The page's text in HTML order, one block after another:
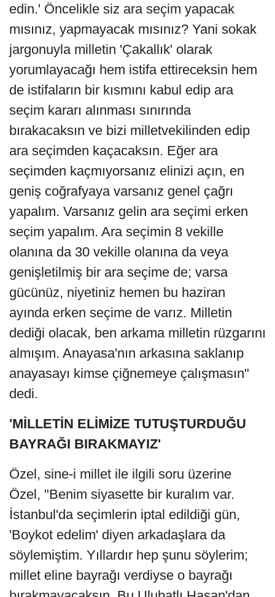
edin.' Öncelikle siz ara seçim yapacak
mısınız, yapmayacak mısınız? Yani sokak
jargonuyla milletin 'Çakallık' olarak
yorumlayacağı hem istifa ettireceksin hem
de istifaların bir kısmını kabul edip ara
seçim kararı alınması sınırında
bırakacaksın ve bizi milletvekilinden edip
ara seçimden kaçacaksın. Eğer ara
seçimden kaçmıyorsanız elinizi açın, en
geniş coğrafyaya varsanız genel çağrı
yapalım. Varsanız gelin ara seçimi erken
seçim yapalım. Ara seçimin 8 vekille
olanına da 30 vekille olanına da veya
genişletilmiş bir ara seçime de; varsa
gücünüz, niyetiniz hemen bu haziran
ayında erken seçime de varız. Milletin
dediği olacak, ben arkama milletin rüzgarını
almışım. Anayasa'nın arkasına saklanıp
anayasayı kimse çiğnemeye çalışmasın"
dedi.
'MİLLETİN ELİMİZE TUTUŞTURDUĞU
BAYRAĞI BIRAKMAYIZ'
Özel, sine-i millet ile ilgili soru üzerine
Özel, "Benim siyasette bir kuralım var.
İstanbul'da seçimlerin iptal edildiği gün,
'Boykot edelim' diyen arkadaşlara da
söylemiştim. Yıllardır hep şunu söylerim;
millet eline bayrağı verdiyse o bayrağı